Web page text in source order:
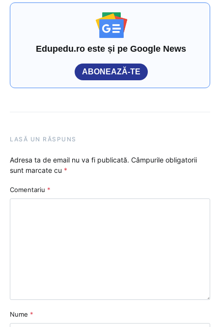
Edupedu.ro este și pe Google News
ABONEAZĂ-TE
LASĂ UN RĂSPUNS
Adresa ta de email nu va fi publicată. Câmpurile obligatorii
sunt marcate cu *
Comentariu *
Nume *